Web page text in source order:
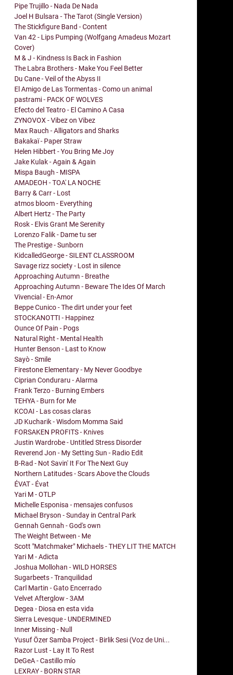
Pipe Trujillo - Nada De Nada
Joel H Bulsara - The Tarot (Single Version)
The Stickfigure Band - Content
Van 42 - Lips Pumping (Wolfgang Amadeus Mozart
Cover)
M & J - Kindness Is Back in Fashion
The Labra Brothers - Make You Feel Better
Du Cane - Veil of the Abyss II
El Amigo de Las Tormentas - Como un animal
pastrami - PACK OF WOLVES
Efecto del Teatro - El Camino A Casa
ZYNOVOX - Vibez on Vibez
Max Rauch - Alligators and Sharks
Bakakaï - Paper Straw
Helen Hibbert - You Bring Me Joy
Jake Kulak - Again & Again
Mispa Baugh - MISPA
AMADEOH - TOA' LA NOCHE
Barry & Carr - Lost
atmos bloom - Everything
Albert Hertz - The Party
Rosk - Elvis Grant Me Serenity
Lorenzo Falik - Dame tu ser
The Prestige - Sunborn
KidcalledGeorge - SILENT CLASSROOM
Savage rizz society - Lost in silence
Approaching Autumn - Breathe
Approaching Autumn - Beware The Ides Of March
Vivencial - En-Amor
Beppe Cunico - The dirt under your feet
STOCKANOTTI - Happinez
Ounce Of Pain - Pogs
Natural Right - Mental Health
Hunter Benson - Last to Know
Sayò - Smile
Firestone Elementary - My Never Goodbye
Ciprian Conduraru - Alarma
Frank Terzo - Burning Embers
TEHYA - Burn for Me
KCOAI - Las cosas claras
JD Kucharik - Wisdom Momma Said
FORSAKEN PROFITS - Knives
Justin Wardrobe - Untitled Stress Disorder
Reverend Jon - My Setting Sun - Radio Edit
B-Rad - Not Savin' It For The Next Guy
Northern Latitudes - Scars Above the Clouds
ÉVAT - Évat
Yari M - OTLP
Michelle Esponisa - mensajes confusos
Michael Bryson - Sunday in Central Park
Gennah Gennah - God's own
The Weight Between - Me
Scott "Matchmaker" Michaels - THEY LIT THE MATCH
Yari M - Adicta
Joshua Mollohan - WILD HORSES
Sugarbeets - Tranquilidad
Carl Martin - Gato Encerrado
Velvet Afterglow - 3AM
Degea - Diosa en esta vida
Sierra Levesque - UNDERMINED
Inner Missing - Null
Yusuf Özer Samba Project - Birlik Sesi (Voz de Uni...
Razor Lust - Lay It To Rest
DeGeA - Castillo mío
LEXRAY - BORN STAR